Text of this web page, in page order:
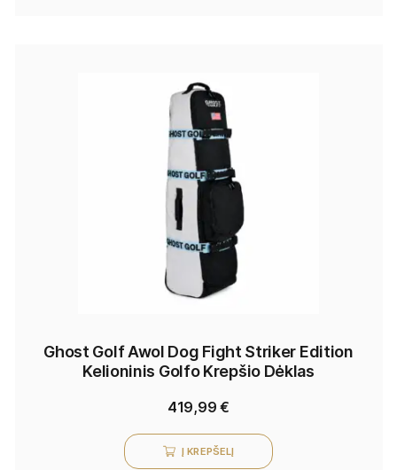
Ghost Golf Awol Dog Fight Striker Edition
Kelioninis Golfo Krepšio Dėklas
419,99€
Į KREPŠELĮ